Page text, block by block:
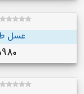
عسل